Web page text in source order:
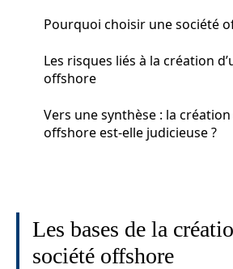
Pourquoi choisir une société
Les risques liés à la création
offshore
Vers une synthèse : la création
offshore est-elle judicieuse ?
Les bases de la
société offshore